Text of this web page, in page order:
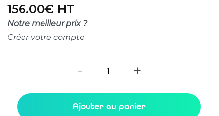
156.00€ HT
Notre meilleur prix ?
Créer votre compte
-
Converter
+
Ajouter au panier